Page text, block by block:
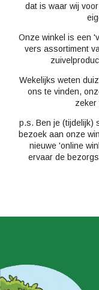
dat is waar wij
Onze winkel is een
vers assortiment
Wekelijks weten
ons te vinden,
zeker
p.s. Ben je (tijdelijk)
bezoek aan onze
nieuwe 'online
ervaar de